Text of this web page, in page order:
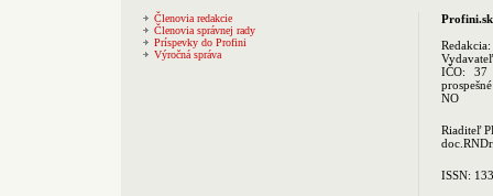
Členovia redakcie
Členovia správnej rady
Príspevky do Profini
Výročná správa
Profini.sk
Redakcia:
IČO: 37
NO
Riaditeľ
ISSN: